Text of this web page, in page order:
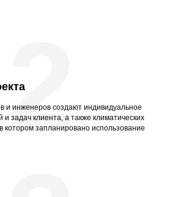
и инженеров создают индивидуальное
задач клиента, а также климатических
котором запланировано использование
2